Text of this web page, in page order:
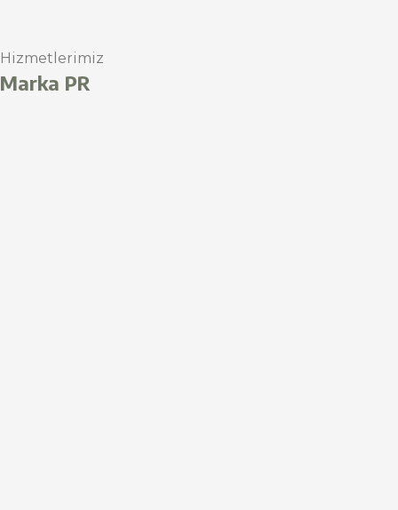
Hizmetlerimiz
Marka PR